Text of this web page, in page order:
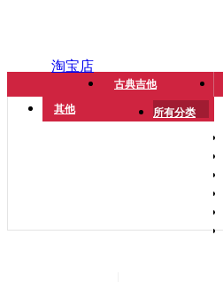
淘宝店
古典吉他
其他
所有分类